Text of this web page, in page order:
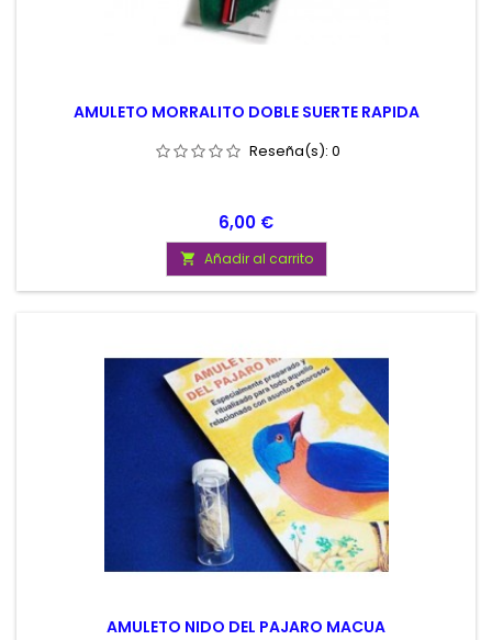
AMULETO MORRALITO DOBLE SUERTE RAPIDA
Reseña(s): 0
Precio
6,00 €
 Añadir al carrito
AMULETO NIDO DEL PAJARO MACUA